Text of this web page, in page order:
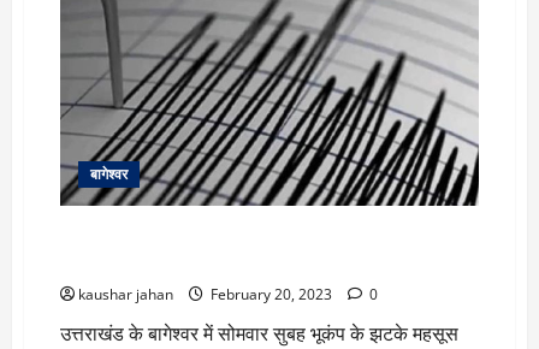
तबीयत
बिगड़ी
तो
खुद
पकड़ा
स्टीयरिंग…
सुर्खियों
में
आई
कुमाऊं
की
दूसरी
बागेश्वर
kaushar jahan February 20, 2023 0
उत्तराखंड के बागेश्वर में सोमवार सुबह भूकंप के झटके महसूस